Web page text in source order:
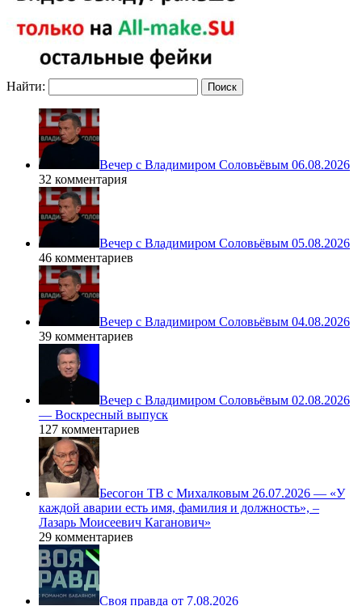
Найти:
Вечер с Владимиром Соловьёвым 06.08.2026
32 комментария
Вечер с Владимиром Соловьёвым 05.08.2026
46 комментариев
Вечер с Владимиром Соловьёвым 04.08.2026
39 комментариев
Вечер с Владимиром Соловьёвым 02.08.2026
— Воскресный выпуск
127 комментариев
Бесогон ТВ с Михалковым 26.07.2026 — «У
каждой аварии есть имя, фамилия и должность», –
Лазарь Моисеевич Каганович»
29 комментариев
Своя правда от 7.08.2026